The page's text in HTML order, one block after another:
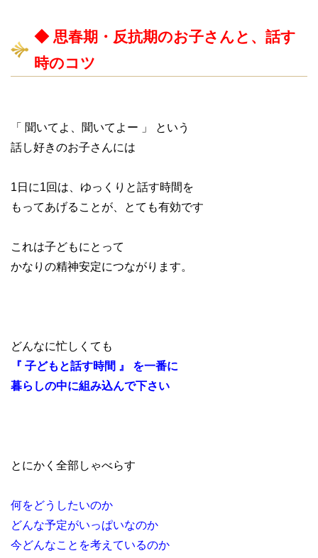
◆ 思春期・反抗期のお子さんと、話す
時のコツ
「 聞いてよ、聞いてよー 」 という
話し好きのお子さんには
1日に1回は、ゆっくりと話す時間を
もってあげることが、とても有効です
これは子どもにとって
かなりの精神安定につながります。
どんなに忙しくても
『 子どもと話す時間 』 を一番に
暮らしの中に組み込んで下さい
とにかく全部しゃべらす
何をどうしたいのか
どんな予定がいっぱいなのか
今どんなことを考えているのか